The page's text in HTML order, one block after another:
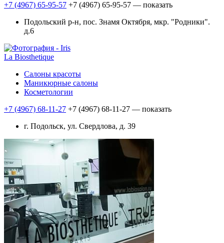
+7 (4967) 65-95-57 +7 (4967) 65-95-57 — показать
Подольский р-н, пос. Знамя Октября, мкр. "Родники".
д.6
La Biosthetique
Салоны красоты
Маникюрные салоны
Косметологии
+7 (4967) 68-11-27 +7 (4967) 68-11-27 — показать
г. Подольск, ул. Свердлова, д. 39